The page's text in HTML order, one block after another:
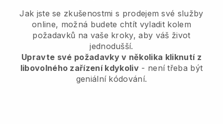
Jak jste se zkušenostmi s prodejem své služby
online, možná budete chtít vyladit kolem
požadavků na vaše kroky, aby váš život
jednodušší.
Upravte své požadavky v několika kliknutí z
libovolného zařízení kdykoliv- není třeba být
geniální kódování.